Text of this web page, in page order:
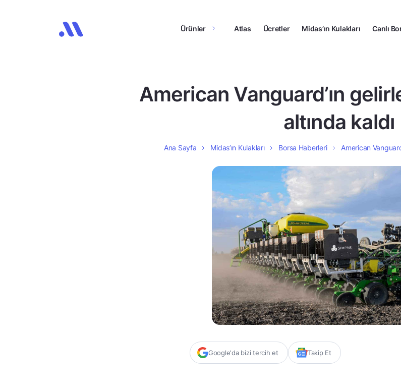
Ürünler Atlas Ücretler Midas’ın Kulakları Canlı
American Vanguard’ın
altında kaldı
Ana Sayfa Midas’ın Kulakları Borsa Haberleri American
Google'da bizi tercih et Takip Et